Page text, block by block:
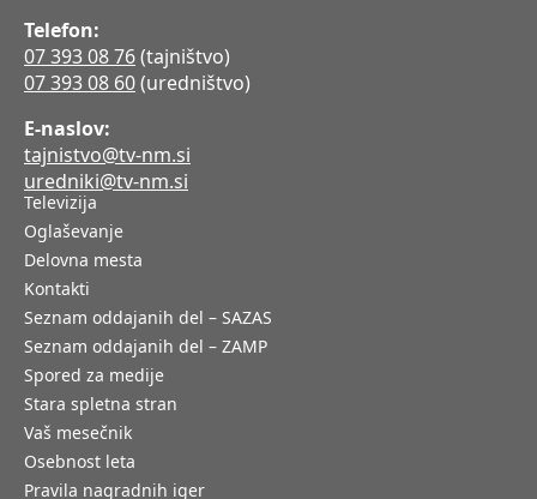
Telefon:
07 393 08 76(tajništvo)
07 393 08 60(uredništvo)
E-naslov:
tajnistvo@tv-nm.si
uredniki@tv-nm.si
Televizija
Oglaševanje
Delovna mesta
Kontakti
Seznam oddajanih del – SAZAS
Seznam oddajanih del – ZAMP
Spored za medije
Stara spletna stran
Vaš mesečnik
Osebnost leta
Pravila nagradnih iger